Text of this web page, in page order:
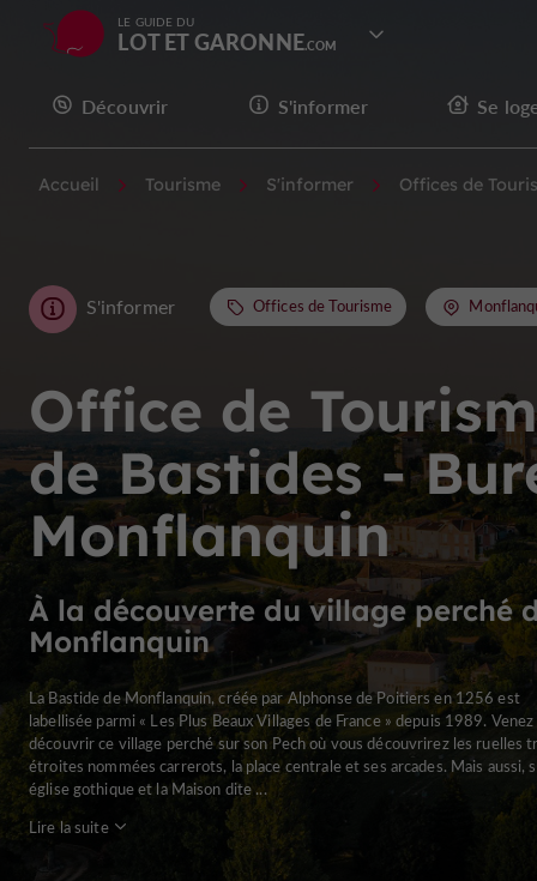
LE GUIDE DU
LOT ET GARONNE
Découvrir S'informer Se
Accueil Tourisme S'informer Offices de
Office de
de Bastides -
Monflanquin
À la découverte du village perché
Monflanquin
S'informer Offices de Tourisme
La Bastide de Monflanquin, créée par Alphonse de Poitiers en 1256 est
labellisée parmi « Les Plus Beaux Villages de France » depuis 1989. Venez
découvrir ce village perché sur son Pech où vous découvrirez les ruelles
étroites nommées carrerots, la place centrale et ses arcades. Mais aussi,
église gothique et la Maison dite ...
Lire la suite